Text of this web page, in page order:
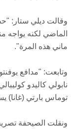
وقالت ديلي ستار:
الماضي لكنه يواجه
ماني هذه المرة".
وتابعت: "مدافع
نابولي كاليدو
توماس بارتي (غانا)
ونقلت الصيحفة